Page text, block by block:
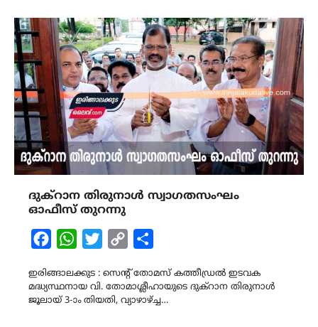
ദുക്റാന തിരുനാൾ സ്വാഗതസംഘം
ഓഫീസ് തുറന്നു
FacebookWhatsAppTwitterCopy
ഇരിങ്ങാലക്കുട : സെൻ്റ് തോമസ് കത്തീഡ്രൽ ഇടവക
മദ്ധ്യസ്ഥനായ വി. തോമാശ്ലീഹായുടെ ദുക്റാന തിരുനാൾ
ജൂലായ് 3-ാം തിയതി, വ്യാഴാഴ്ച്ച…